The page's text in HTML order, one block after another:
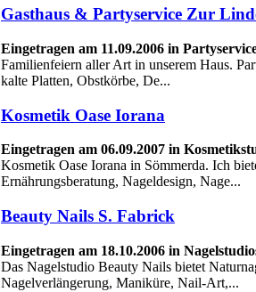
Gasthaus & Partyservice Zur
Eingetragen am 11.09.2006 in
Familienfeiern aller Art in unserem Haus.
kalte Platten, Obstkörbe, De...
Kosmetik Oase Iorana
Eingetragen am 06.09.2007 in
Kosmetik Oase Iorana in Sömmerda. Ich
Ernährungsberatung, Nageldesign, Nage...
Beauty Nails S. Fabrick
Eingetragen am 18.10.2006 in
Das Nagelstudio Beauty Nails bietet
Nagelverlängerung, Maniküre, Nail-Art,...